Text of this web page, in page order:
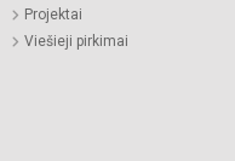
Projektai
Viešieji pirkimai